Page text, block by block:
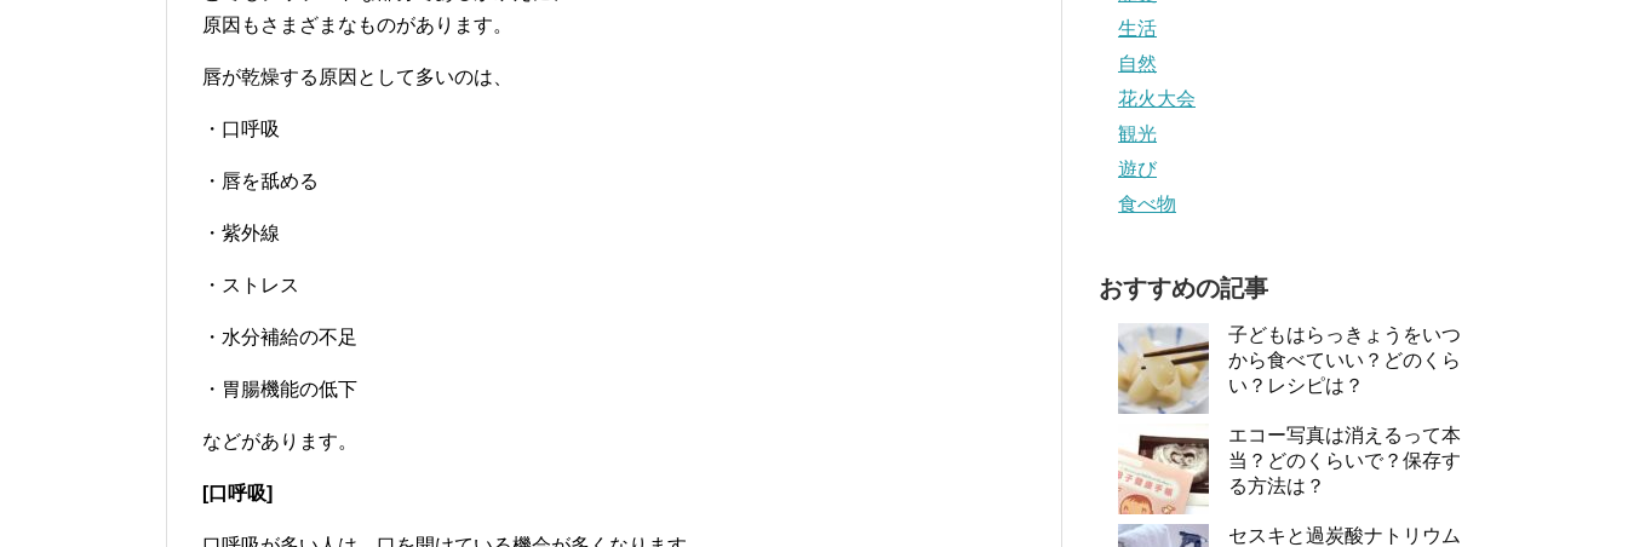
原因もさまざまなものがあります。
唇が乾燥する原因として多いのは、
・口呼吸
・唇を舐める
・紫外線
・ストレス
・水分補給の不足
・胃腸機能の低下
などがあります。
[口呼吸]
生活
自然
花火大会
観光
遊び
食べ物
おすすめの記事
子どもはらっきょうをいつ
から食べていい？どのくら
い？レシピは？
エコー写真は消えるって本
当？どのくらいで？保存す
る方法は？
セスキと過炭酸ナトリウム